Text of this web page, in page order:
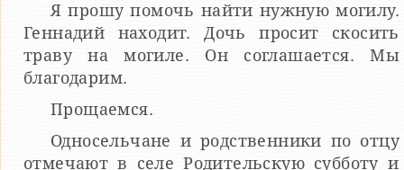
Я прошу помочь найти нужную могилу.
Геннадий находит. Дочь просит скосить
траву на могиле. Он соглашается. Мы
благодарим.
Прощаемся.
Односельчане и родственники по отцу
отмечают в селе Родительскую субботу и